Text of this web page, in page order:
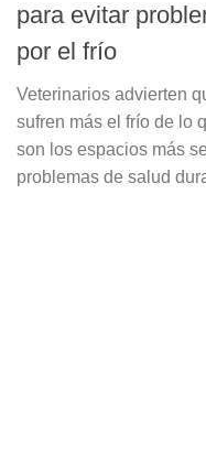
para evitar
por el frío
Veterinarios advierten
sufren más el frío de lo
son los espacios más
problemas de salud